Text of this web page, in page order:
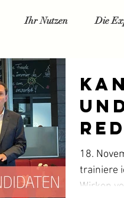
Ihr Nutzen Die
18.
trainiere
Wirken